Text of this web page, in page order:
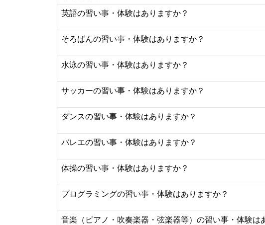
英語の習い事・体験はありますか？
そろばんの習い事・体験はありますか？
水泳の習い事・体験はありますか？
サッカーの習い事・体験はありますか？
ダンスの習い事・体験はありますか？
バレエの習い事・体験はありますか？
体操の習い事・体験はありますか？
プログラミングの習い事・体験はありますか？
音楽（ピアノ・吹奏楽器・弦楽器等）の習い事・体験は